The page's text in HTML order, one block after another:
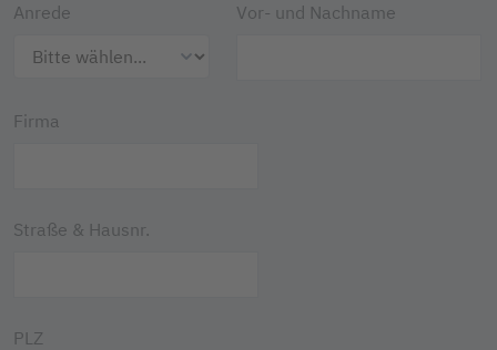
Anrede Vor- und Nachname
Firma
Straße & Hausnr.
PLZ